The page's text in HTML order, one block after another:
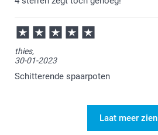
thies,
30-01-2023
Schitterende spaarpoten
Laat meer zien